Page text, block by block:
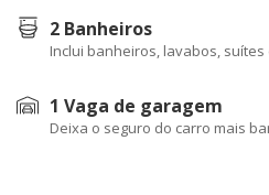
2 Banheiros
Inclui banheiros, lavabos, suítes
1 Vaga de garagem
Deixa o seguro do carro mais